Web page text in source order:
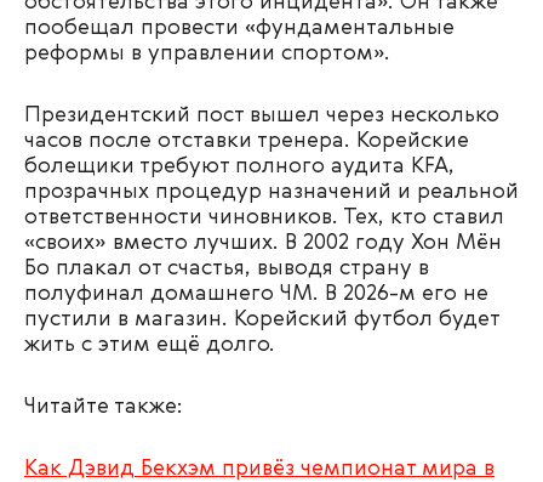
пообещал провести «фундаментальные
реформы в управлении спортом».
Президентский пост вышел через несколько
часов после отставки тренера. Корейские
болещики требуют полного аудита KFA,
прозрачных процедур назначений и реальной
ответственности чиновников. Тех, кто ставил
«своих» вместо лучших. В 2002 году Хон Мён
Бо плакал от счастья, выводя страну в
полуфинал домашнего ЧМ. В 2026-м его не
пустили в магазин. Корейский футбол будет
жить с этим ещё долго.
Читайте также:
Как Дэвид Бекхэм привёз чемпионат мира в